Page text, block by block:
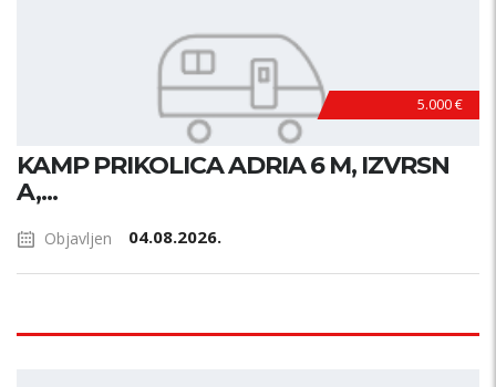
5.000 €
KAMP PRIKOLICA ADRIA 6 M, IZVRSN
A,...
Objavljen 04.08.2026.